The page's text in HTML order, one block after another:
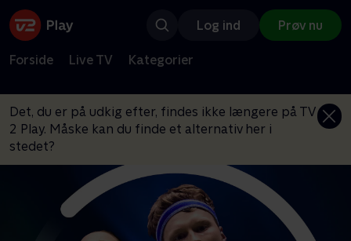
Log ind Prøv nu
Forside Live TV Kategorier
Det, du er på udkig efter, findes ikke længere på TV
2 Play. Måske kan du finde et alternativ her i
stedet?